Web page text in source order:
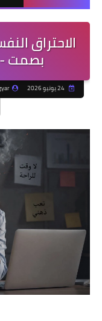
الاحتراق
بصمت -
24 يونيو 2026